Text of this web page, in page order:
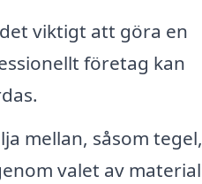
viktigt att göra en
företag kan
mellan, såsom tegel,
valet av material